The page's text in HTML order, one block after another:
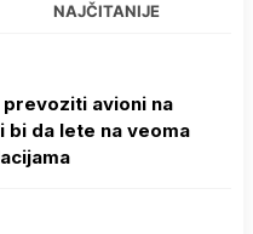
NAJČITANIJE
avioni na
bi da lete na veoma